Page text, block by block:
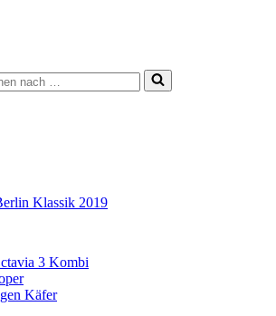
Klassik 2019
3 Kombi
Käfer